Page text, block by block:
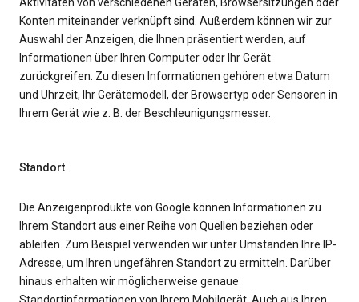
Aktivitäten von verschiedenen Geräten, Browsersitzungen oder
Konten miteinander verknüpft sind. Außerdem können wir zur
Auswahl der Anzeigen, die Ihnen präsentiert werden, auf
Informationen über Ihren Computer oder Ihr Gerät
zurückgreifen. Zu diesen Informationen gehören etwa Datum
und Uhrzeit, Ihr Gerätemodell, der Browsertyp oder Sensoren in
Ihrem Gerät wie z. B. der Beschleunigungsmesser.
Standort
Die Anzeigenprodukte von Google können Informationen zu
Ihrem Standort aus einer Reihe von Quellen beziehen oder
ableiten. Zum Beispiel verwenden wir unter Umständen Ihre IP-
Adresse, um Ihren ungefähren Standort zu ermitteln. Darüber
hinaus erhalten wir möglicherweise genaue